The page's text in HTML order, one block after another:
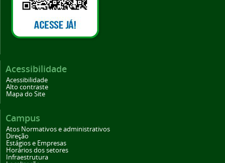
Acessibilidade
Acessibilidade
Alto contraste
Mapa do Site
Campus
Atos Normativos e administrativos
Direção
Estágios e Empresas
Horários dos setores
Infraestrutura